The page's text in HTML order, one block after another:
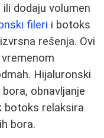
dodaju volumen
fileri i botoks
rešenja. Ovi
Hijaluronski
obnavljanje
botoks relaksira
bora.